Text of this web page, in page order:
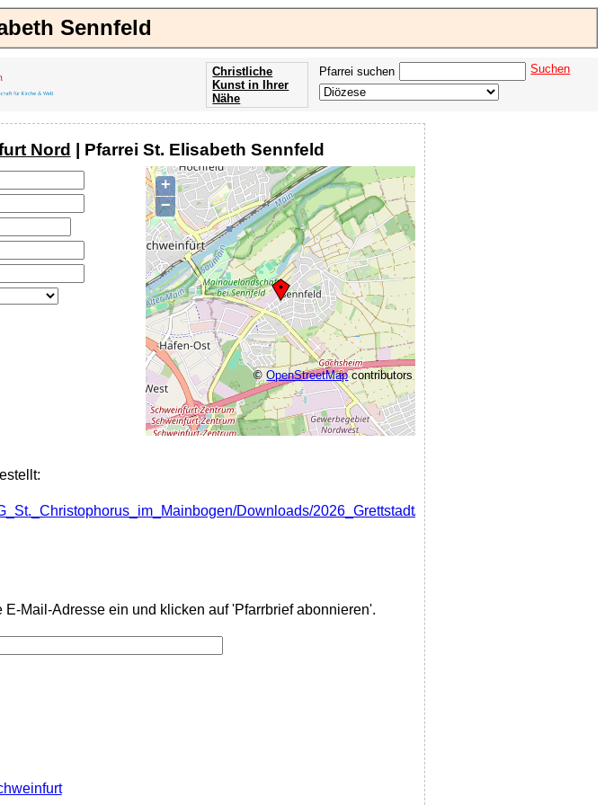
Sennfeld
Pfarrei suchen Suchen
Christliche
Kunst in Ihrer
Nähe
Nord | Pfarrei St. Elisabeth Sennfeld
+
−
©OpenStreetMapcontributors
Downloads/2026_Grettstadt/
Mail-Adresse ein und klicken auf 'Pfarrbrief abonnieren'.